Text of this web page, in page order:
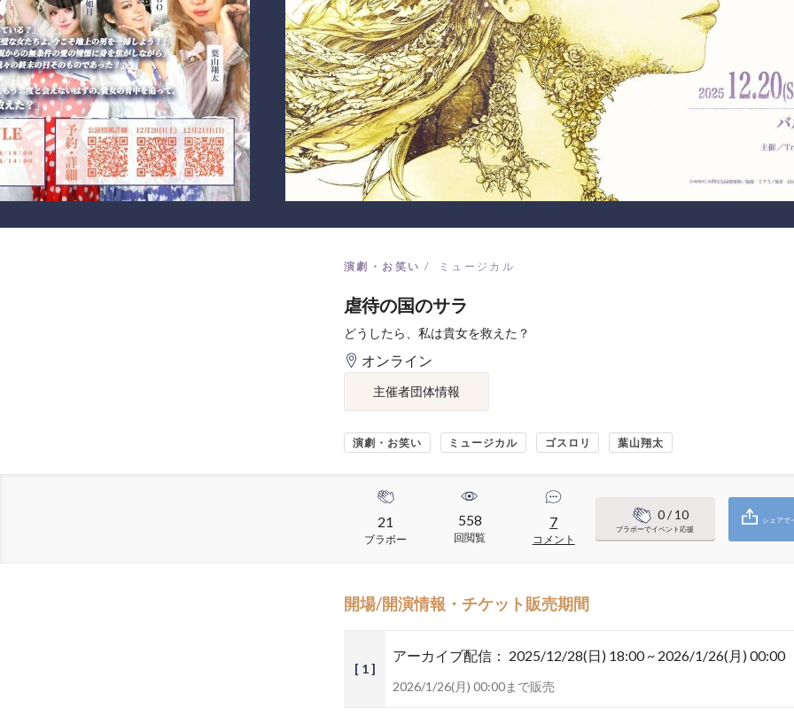
演劇・お笑い ミュージカル
虐待の国のサラ
どうしたら、私は貴女を救えた？
オンライン
主催者団体情報
演劇・お笑い ミュージカル ゴスロリ 葉山翔太
21
ブラボー
558
回閲覧
7
コメント
0/ 10
ブラボーでイベント応援
シェアで
開場/開演情報・チケット販売期間
[ 1 ]
アーカイブ配信： 2025/12/28(日) 18:00 ~ 2026/1/26(月) 00:00
2026/1/26(月) 00:00まで販売